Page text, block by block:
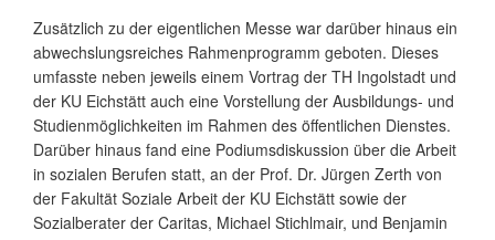
Zusätzlich zu der eigentlichen Messe war darüber hinaus ein
abwechslungsreiches Rahmenprogramm geboten. Dieses
umfasste neben jeweils einem Vortrag der TH Ingolstadt und
der KU Eichstätt auch eine Vorstellung der Ausbildungs- und
Studienmöglichkeiten im Rahmen des öffentlichen Dienstes.
Darüber hinaus fand eine Podiumsdiskussion über die Arbeit
in sozialen Berufen statt, an der Prof. Dr. Jürgen Zerth von
der Fakultät Soziale Arbeit der KU Eichstätt sowie der
Sozialberater der Caritas, Michael Stichlmair, und Benjamin